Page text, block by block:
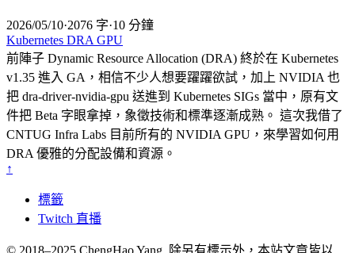
2026/05/10·2076 字·10 分鐘
Kubernetes DRAGPU
前陣子 Dynamic Resource Allocation (DRA) 終於在 Kubernetes
v1.35 進入 GA，相信不少人想要躍躍欲試，加上 NVIDIA 也
把 dra-driver-nvidia-gpu 送進到 Kubernetes SIGs 當中，原有文
件把 Beta 字眼拿掉，象徵技術和標準逐漸成熟。 這次我借了
CNTUG Infra Labs 目前所有的 NVIDIA GPU，來學習如何用
DRA 優雅的分配設備和資源。
↑
標籤
Twitch 直播